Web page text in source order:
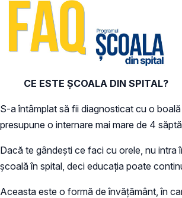
CE ESTE ȘCOALA DIN SPITAL?
S-a întâmplat să fii diagnosticat cu o
presupune o internare mai mare de 4
Dacă te gândești ce faci cu orele, nu intra
școală în spital, deci educația poate
Aceasta este o formă de învățământ, în